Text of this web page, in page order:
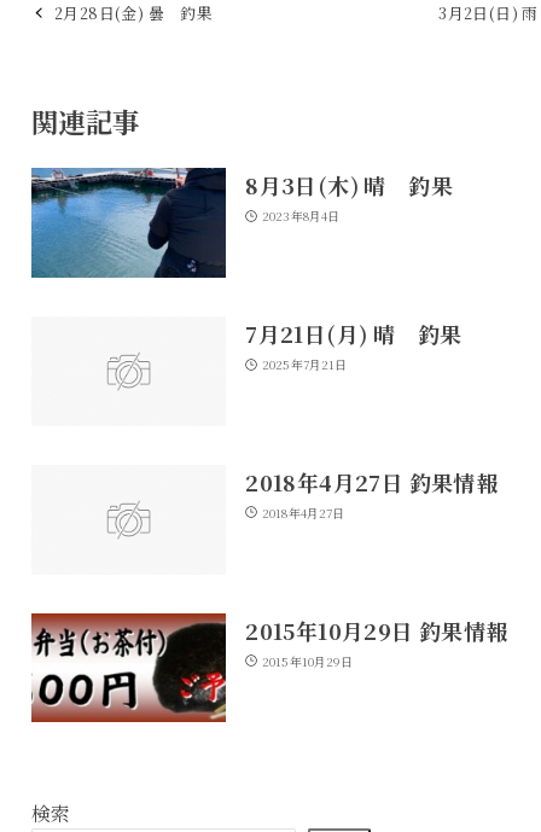
2月28日(金) 曇 釣果 3月2日(日)
関連記事
8月3日(木) 晴 釣果
2023年8月4日
7月21日(月) 晴 釣果
2025年7月21日
2018年4月27日 釣果情報
2018年4月27日
2015年10月29日 釣果情報
2015年10月29日
検索